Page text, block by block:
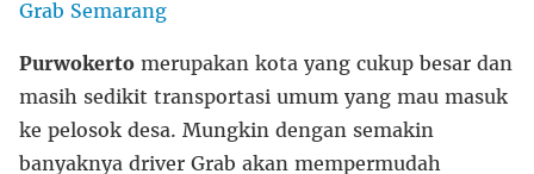
Grab Semarang
Purwokerto merupakan kota yang cukup besar dan
masih sedikit transportasi umum yang mau masuk
ke pelosok desa. Mungkin dengan semakin
banyaknya driver Grab akan mempermudah